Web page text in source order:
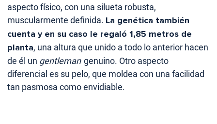
aspecto físico, con una silueta robusta,
muscularmente definida. La genética también
cuenta y en su caso le regaló 1,85 metros de
planta, una altura que unido a todo lo anterior hacen
de él un gentleman genuino. Otro aspecto
diferencial es su pelo, que moldea con una facilidad
tan pasmosa como envidiable.